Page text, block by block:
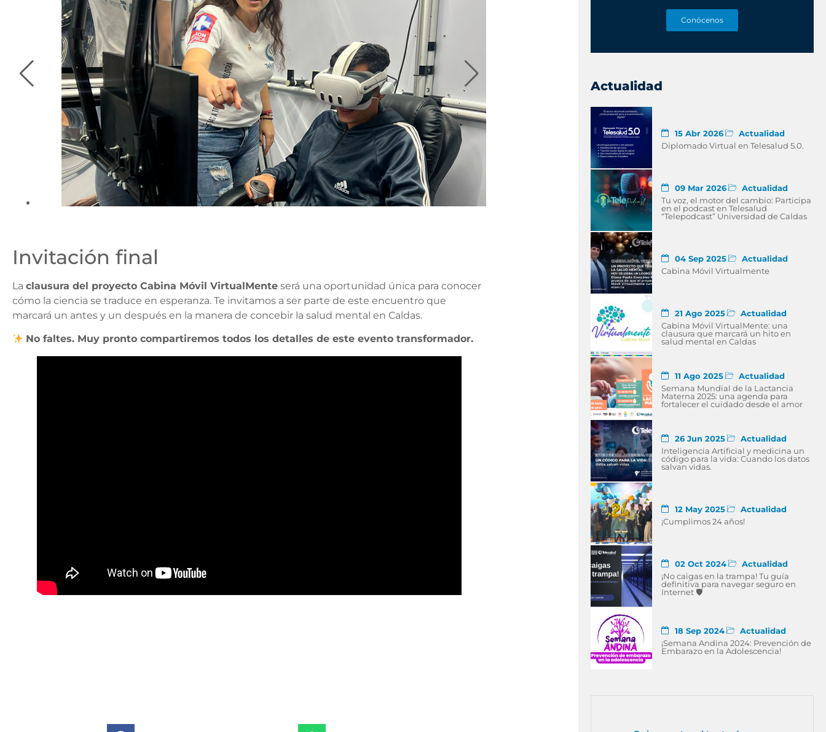
Invitación final
La clausura del proyecto Cabina Móvil VirtualMente será una oportunidad única para conocer
cómo la ciencia se traduce en esperanza. Te invitamos a ser parte de este encuentro que
marcará un antes y un después en la manera de concebir la salud mental en Caldas.
No faltes. Muy pronto compartiremos todos los detalles de este evento transformador.
Conócenos
Actualidad
15 Abr 2026
Actualidad
Diplomado Virtual en Telesalud 5.0.
09 Mar 2026
Actualidad
Tu voz, el motor del cambio: Participa
en el podcast en Telesalud
“Telepodcast” Universidad de Caldas
04 Sep 2025
Actualidad
Cabina Móvil Virtualmente
21 Ago 2025
Actualidad
Cabina Móvil VirtualMente: una
clausura que marcará un hito en
salud mental en Caldas
11 Ago 2025
Actualidad
Semana Mundial de la Lactancia
Materna 2025: una agenda para
fortalecer el cuidado desde el amor
26 Jun 2025
Actualidad
Inteligencia Artificial y medicina un
código para la vida: Cuando los datos
salvan vidas.
12 May 2025
Actualidad
¡Cumplimos 24 años!
02 Oct 2024
Actualidad
¡No caigas en la trampa! Tu guía
definitiva para navegar seguro en
Internet 🛡
18 Sep 2024
Actualidad
¡Semana Andina 2024: Prevención de
Embarazo en la Adolescencia!